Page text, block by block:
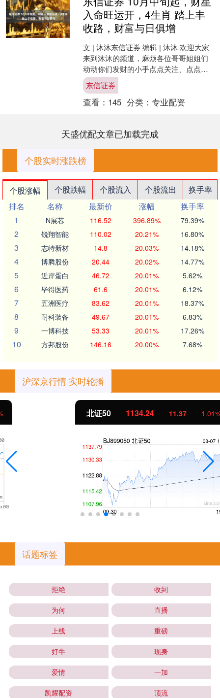
入命旺运开，4生肖 踏上丰
收路，财富与日俱增
文 | 沐沐东信证券 编辑 | 沐沐 欢迎大家
来到沐沐的频道，麻烦各位哥哥姐姐们
动动你们发财的小手点点关注、点点
赞、评论转发，谢谢大家！沐沐在这里
祝大家财源滚滚....
东信证券
查看： 145 分类： 专业配资
天盛优配文章已加载完成
个股实时涨跌榜
个股涨幅 个股跌幅 个股流入 个股流出
换手率
排名
名称 最新价 涨幅
换手率
1
N展芯 116.52 396.89% 79.39%
2 锐翔智能 110.02 20.21% 16.80%
3 志特新材 14.8 20.03% 14.18%
4 博腾股份 20.44 20.02% 14.77%
5 近岸蛋白 46.72 20.01% 5.62%
6 毕得医药 61.6 20.01% 6.12%
7 五洲医疗 83.62 20.01% 18.37%
8 耐科装备 49.67 20.01% 6.83%
9 一博科技 53.33 20.01% 17.26%
10 方邦股份 146.16 20.00% 7.68%
沪深京行情 实时轮播
1134.24 11.37 1.01%
话题标签
拒绝 收到
为何 直播
上线 重磅
好牛 现身
爱情 一加
凯耀配资 顶流